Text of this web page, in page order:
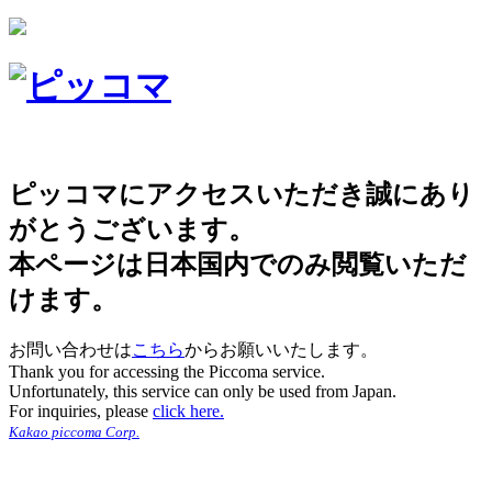
ピッコマにアクセスいただき誠にあり
がとうございます。
本ページは日本国内でのみ閲覧いただ
けます。
お問い合わせはこちらからお願いいたします。
Thank you for accessing the Piccoma service.
Unfortunately, this service can only be used from Japan.
For inquiries, please click here.
Kakao piccoma Corp.